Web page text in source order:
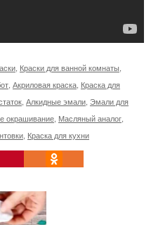
Краски для ванной комнаты
Акриловая краска Краска для
Алкидные эмали Эмали для
окрашивание Масляный аналог
Краска для кухни